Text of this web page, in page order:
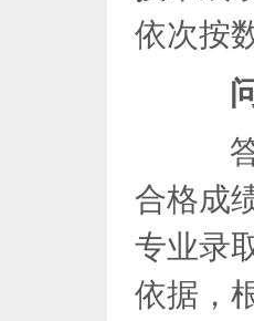
依次按
答
合格成
专业录
依据，